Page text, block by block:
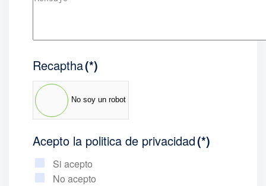
Recaptha(*)
No soy un robot
Acepto la politica de privacidad(*)
Si acepto
No acepto